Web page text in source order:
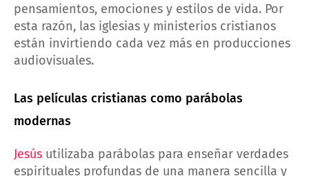
pensamientos, emociones y estilos de vida. Por
esta razón, las iglesias y ministerios cristianos
están invirtiendo cada vez más en producciones
audiovisuales.
Las películas cristianas como parábolas
modernas
Jesús utilizaba parábolas para enseñar verdades
espirituales profundas de una manera sencilla y